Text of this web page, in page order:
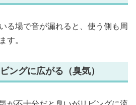
る場で音が漏れると、使う側も周
す。
ングに広がる（臭気）